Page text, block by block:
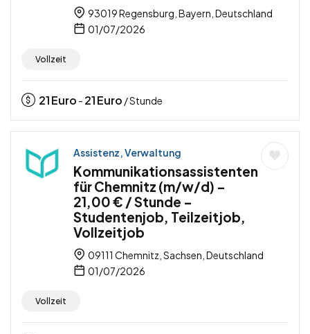
93019 Regensburg, Bayern, Deutschland
01/07/2026
Vollzeit
21Euro - 21Euro / Stunde
Assistenz, Verwaltung
Kommunikationsassistenten
für Chemnitz (m/w/d) –
21,00 € / Stunde –
Studentenjob, Teilzeitjob,
Vollzeitjob
09111 Chemnitz, Sachsen, Deutschland
01/07/2026
Vollzeit